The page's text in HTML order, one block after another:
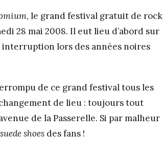
, le grand festival gratuit de rock
28 mai 2008. Il eut lieu d’abord sur
lors des années noires
de ce grand festival tous les
de lieu : toujours tout
de la Passerelle. Si par malheur
shoes des fans !